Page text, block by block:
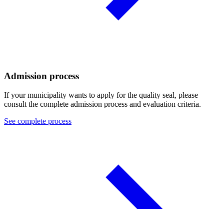
Admission process
If your municipality wants to apply for the quality seal, please
consult the complete admission process and evaluation criteria.
See complete process